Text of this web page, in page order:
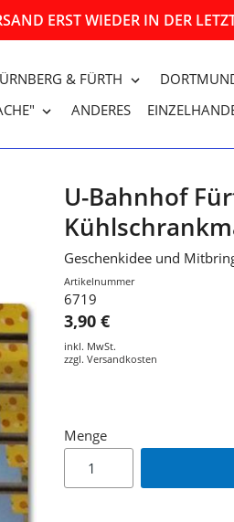
ERST WIEDER IN DER
& FÜRTH
ANDERES
U-Bahnhof
Geschenkidee und
Artikelnummer
6719
3,90 €
inkl. MwSt.
zzgl. Versandkosten
Menge